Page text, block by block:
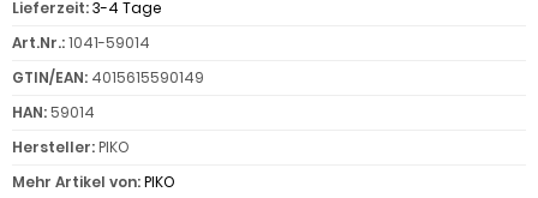
Lieferzeit:3-4 Tage
Art.Nr.:1041-59014
GTIN/EAN: 4015615590149
HAN:59014
Hersteller:PIKO
Mehr Artikel von:PIKO